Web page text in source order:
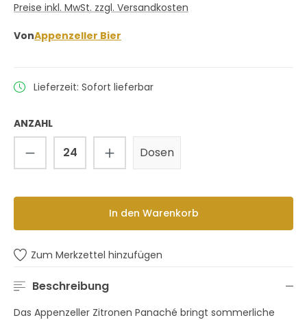
Preise inkl. MwSt. zzgl. Versandkosten
VonAppenzeller Bier
Lieferzeit: Sofort lieferbar
ANZAHL
Produkt Anzahl: Gib den
Dosen
In den Warenkorb
Zum Merkzettel hinzufügen
Beschreibung
Das Appenzeller Zitronen Panaché bringt sommerliche